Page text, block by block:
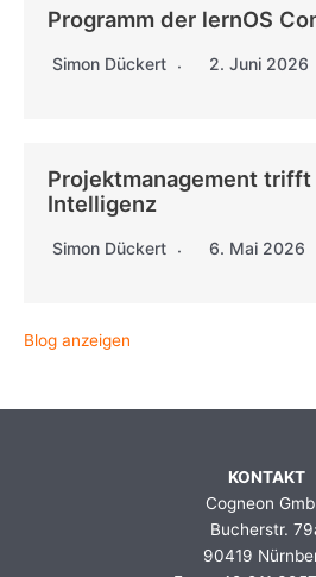
Programm der lernOS
Simon Dückert 2. Juni 2026
Projektmanagement
Intelligenz
Simon Dückert 6. Mai 2026
Blog anzeigen
KONTAKT
Cogneon
Bucherstr.
90419